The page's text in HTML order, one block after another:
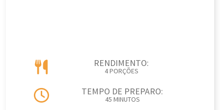
RENDIMENTO:
4 PORÇÕES
TEMPO DE PREPARO:
45 MINUTOS